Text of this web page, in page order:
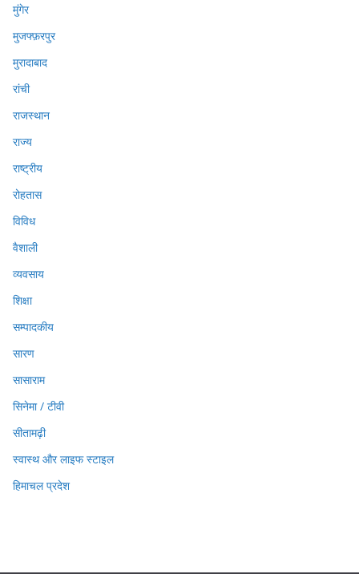
मुंगेर
मुजफ्फ़रपुर
मुरादाबाद
रांची
राजस्थान
राज्य
राष्ट्रीय
रोहतास
विविध
वैशाली
व्यवसाय
शिक्षा
सम्पादकीय
सारण
सासाराम
सिनेमा / टीवी
सीतामढ़ी
स्वास्थ और लाइफ स्टाइल
हिमाचल प्रदेश